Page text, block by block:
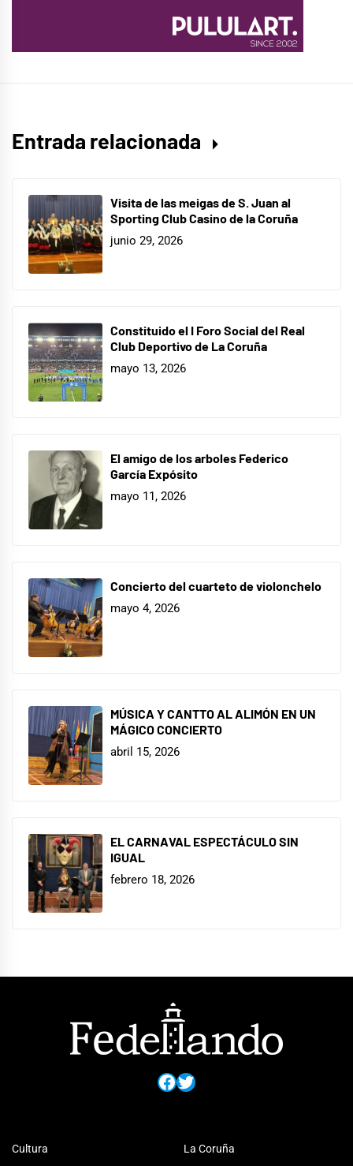
Entrada relacionada
Visita de las meigas de S. Juan al
Sporting Club Casino de la Coruña
junio 29, 2026
Constituido el I Foro Social del Real
Club Deportivo de La Coruña
mayo 13, 2026
El amigo de los arboles Federico
García Expósito
mayo 11, 2026
Concierto del cuarteto de violonchelo
mayo 4, 2026
MÚSICA Y CANTTO AL ALIMÓN EN UN
MÁGICO CONCIERTO
abril 15, 2026
EL CARNAVAL ESPECTÁCULO SIN
IGUAL
febrero 18, 2026
Facebook
Twitter
Cultura
La Coruña